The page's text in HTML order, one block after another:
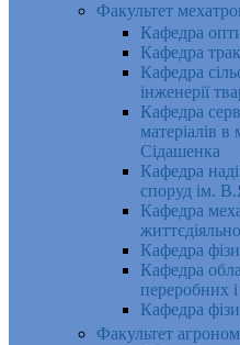
Факультет
Кафедра
Кафедра
Кафедра
інженерії
Кафедра
матеріалів
Сідашенка
Кафедра
споруд ім.
Кафедра
Кафедра
Кафедра
переробних
Кафедра
Факультет